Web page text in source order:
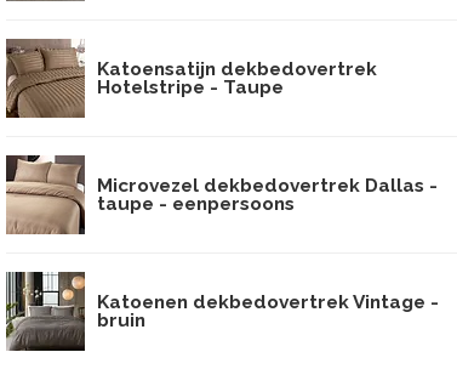
Katoensatijn dekbedovertrek
Hotelstripe - Taupe
Microvezel dekbedovertrek Dallas -
taupe - eenpersoons
Katoenen dekbedovertrek Vintage -
bruin